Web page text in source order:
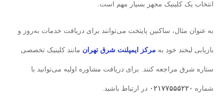
انتخاب یک کلینیک مجهز بسیار مهم است.
به عنوان مثال، ساکنین پایتخت می‌توانند برای دریافت خدمات به‌روز و
بازیابی لبخند خود به مرکز ایمپلنت شرق تهران مانند کلینیک تخصصی
ستاره شرق مراجعه کنند. برای دریافت مشاوره اولیه می‌توانید با
شماره ۰۲۱۷۷۵۵۵۲۲۰ در ارتباط باشید.